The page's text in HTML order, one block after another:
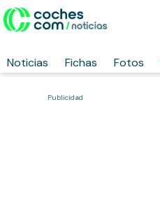
Noticias Fichas Fotos
Publicidad